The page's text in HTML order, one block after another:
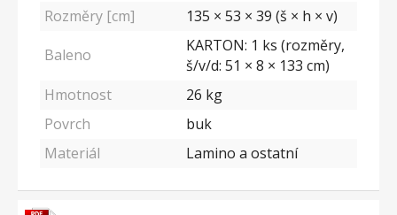
Rozměry [cm]
135 × 53 × 39 (š × h × v)
Baleno
KARTON: 1 ks (rozměry,
š/v/d: 51 × 8 × 133 cm)
Hmotnost
26 kg
Povrch
buk
Materiál
Lamino a ostatní